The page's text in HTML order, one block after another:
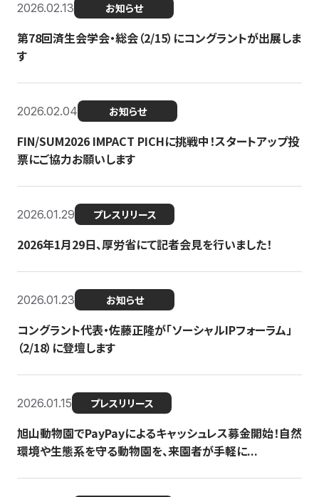
2026.02.13 お知らせ
第78回済生会学会・総会（2/15）にコングラントが出展しま
す
2026.02.04 お知らせ
FIN/SUM2026 IMPACT PICHに挑戦中！スタートアップ投
票にご協力お願いします
2026.01.29 プレスリリース
2026年1月29日、厚労省にて記者会見を行いました！
2026.01.23 お知らせ
コングラント代表・佐藤正隆が「ソーシャルIPフォーラム」
（2/18）に登壇します
2026.01.15 プレスリリース
旭山動物園でPayPayによるキャッシュレス募金開始！自然
環境や生態系を守る動物園を、来園者が手軽に...